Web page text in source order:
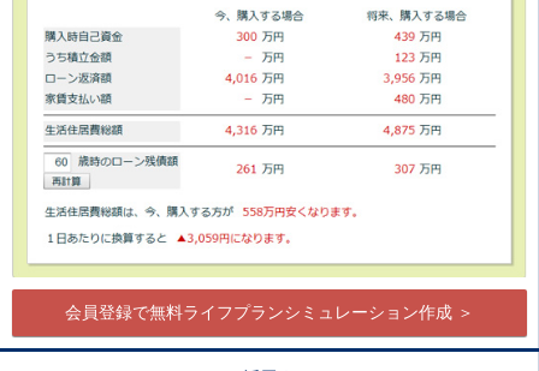
会員登録で無料ライフプランシミュレーション作成 ＞